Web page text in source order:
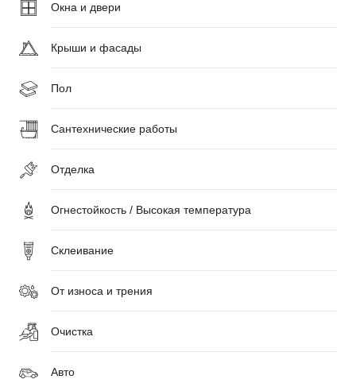
Окна и двери
Крыши и фасады
Пол
Сантехнические работы
Отделка
Огнестойкость / Высокая температура
Склеивание
От износа и трения
Очистка
Авто